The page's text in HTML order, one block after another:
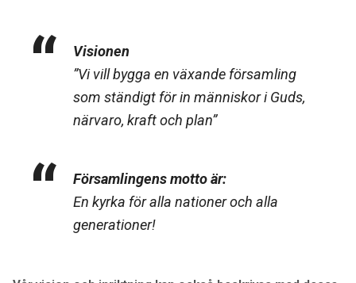
Visionen
”Vi vill bygga en växande församling
som ständigt för in människor i Guds,
närvaro, kraft och plan”
Församlingens motto är:
En kyrka för alla nationer och alla
generationer!